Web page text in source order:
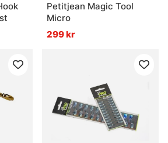
för att börja binda flugor?
Petitjean Magic Tool
Micro
299 kr